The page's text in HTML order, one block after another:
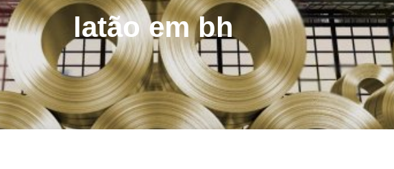
latão em bh